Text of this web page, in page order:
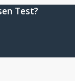
Test?